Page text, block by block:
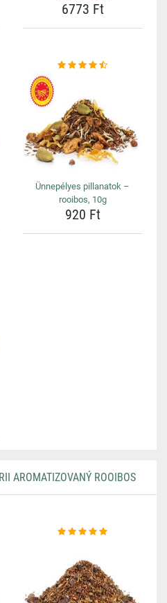
6773 Ft
Ünnepélyes pillanatok –
rooibos, 10g
920 Ft
AROMATIZOVANÝ ROOIBOS